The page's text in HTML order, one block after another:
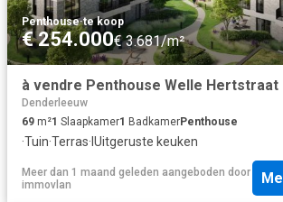
Penthouse·te koop
€ 254.000€ 3.681/m²
à vendre Penthouse Welle Hertstraat
Denderleeuw
69 m²1 Slaapkamer1 BadkamerPenthouse
·Tuin·Terras· IUitgeruste keuken
Meer dan 1 maand geleden aangeboden door
immovlan